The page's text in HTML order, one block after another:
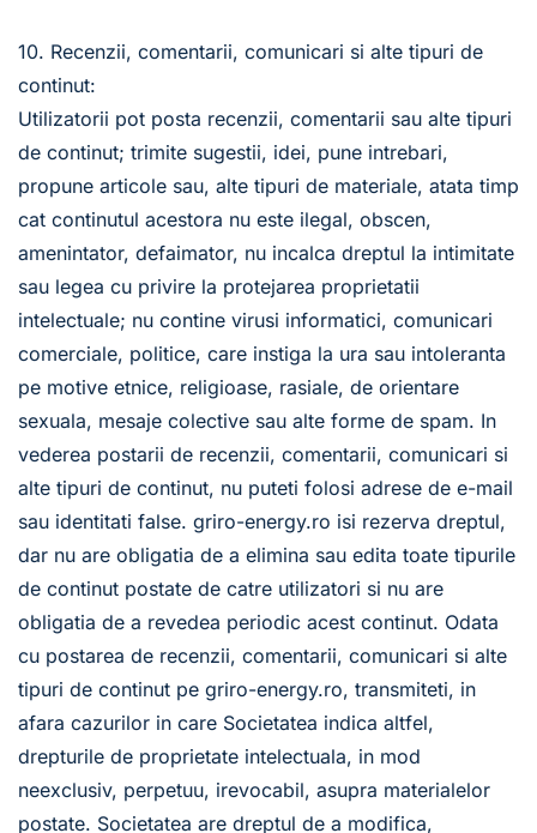
10. Recenzii, comentarii, comunicari si alte tipuri de
continut:
Utilizatorii pot posta recenzii, comentarii sau alte tipuri
de continut; trimite sugestii, idei, pune intrebari,
propune articole sau, alte tipuri de materiale, atata timp
cat continutul acestora nu este ilegal, obscen,
amenintator, defaimator, nu incalca dreptul la intimitate
sau legea cu privire la protejarea proprietatii
intelectuale; nu contine virusi informatici, comunicari
comerciale, politice, care instiga la ura sau intoleranta
pe motive etnice, religioase, rasiale, de orientare
sexuala, mesaje colective sau alte forme de spam. In
vederea postarii de recenzii, comentarii, comunicari si
alte tipuri de continut, nu puteti folosi adrese de e-mail
sau identitati false. griro-energy.ro isi rezerva dreptul,
dar nu are obligatia de a elimina sau edita toate tipurile
de continut postate de catre utilizatori si nu are
obligatia de a revedea periodic acest continut. Odata
cu postarea de recenzii, comentarii, comunicari si alte
tipuri de continut pe griro-energy.ro, transmiteti, in
afara cazurilor in care Societatea indica altfel,
drepturile de proprietate intelectuala, in mod
neexclusiv, perpetuu, irevocabil, asupra materialelor
postate. Societatea are dreptul de a modifica,